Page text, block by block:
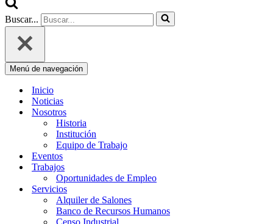
Buscar...
Menú de navegación
Inicio
Noticias
Nosotros
Historia
Institución
Equipo de Trabajo
Eventos
Trabajos
Oportunidades de Empleo
Servicios
Alquiler de Salones
Banco de Recursos Humanos
Censo Industrial